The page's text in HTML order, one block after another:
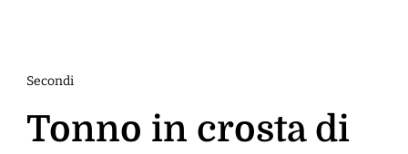
Secondi
Tonno in crosta di